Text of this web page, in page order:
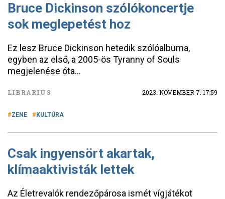
Bruce Dickinson szólókoncertje
sok meglepetést hoz
Ez lesz Bruce Dickinson hetedik szólóalbuma,
egyben az első, a 2005-ös Tyranny of Souls
megjelenése óta...
LIBRARIUS 2023. NOVEMBER 7. 17:59
ZENE KULTÚRA
Csak ingyensört akartak,
klímaaktivisták lettek
Az Életrevalók rendezőpárosa ismét vígjátékot